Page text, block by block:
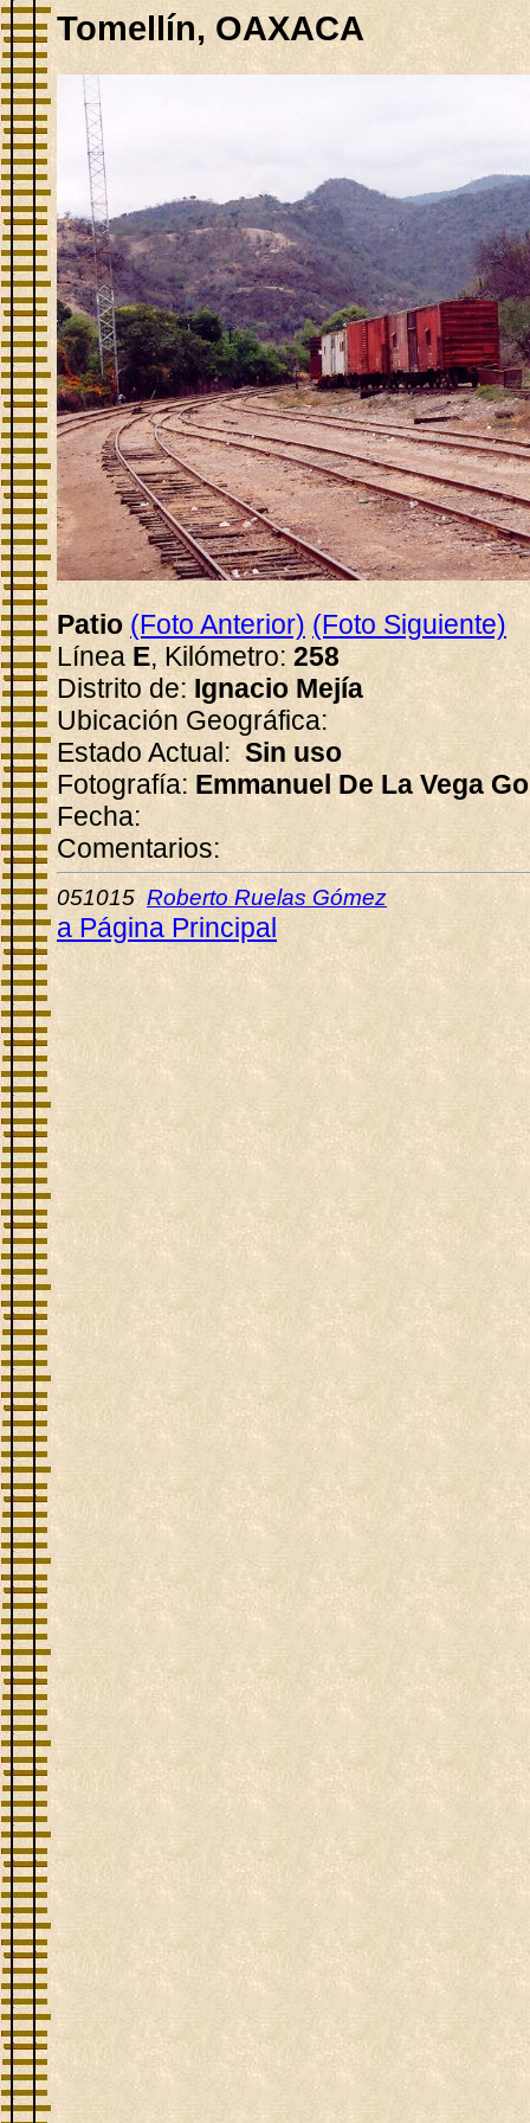
Tomellín, OAXACA
Patio (Foto Anterior) (Foto Siguiente)
Línea E, Kilómetro: 258
Distrito de: Ignacio Mejía
Ubicación Geográfica:
Estado Actual: Sin uso
Fotografía: Emmanuel De La Vega
Fecha:
Comentarios:
051015 Roberto Ruelas Gómez
a Página Principal